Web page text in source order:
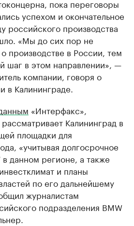
пока переговоры
успехом и окончательное
российского производства
«Мы до сих пор не
производстве в России, тем
шаг в этом направлении», —
компании, говоря о
в Калининграде.
«Интерфакс»,
Калининград в
площадки для
«учитывая долгосрочное
в данном регионе, а также
и планы
по его дальнейшему
журналистам
подразделения BMW